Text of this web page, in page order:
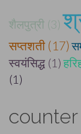
शैलपुत्री (3)
सप्तशती (17)
स्वयंसिद्ध (1)
(1)
counter